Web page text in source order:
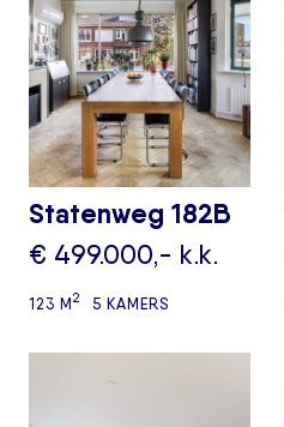
Statenweg 182B
€ 499.000,- k.k.
123 M2 5 KAMERS